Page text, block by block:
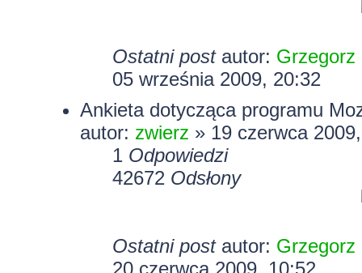
Ostatni post autor: Grzegorz
05 września 2009, 20:32
Ankieta dotycząca programu
autor: zwierz » 19 czerwca
1 Odpowiedzi
42672 Odsłony
Ostatni post autor: Grzegorz
20 czerwca 2009, 10:52